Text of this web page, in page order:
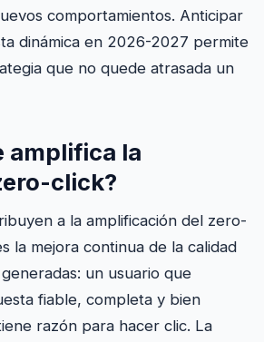
comportamientos. Anticipar
dinámica en 2026-2027 permite
que no quede atrasada un
amplifica la
click?
a la amplificación del zero-
la mejora continua de la calidad
un usuario que
fiable, completa y bien
razón para hacer clic. La